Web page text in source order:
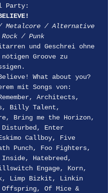
Party:
Metalcore / Alternative
/ Punk
und Geschrei ohne
Groove zu
What about you?
mit Songs von:
Architects,
Billy Talent,
Bring me the Horizon,
Enter
Callboy, Five
Punch, Foo Fighters,
Inside, Hatebreed,
Engage, Korn,
Limp Bizkit, Linkin
Offspring, Of Mice &